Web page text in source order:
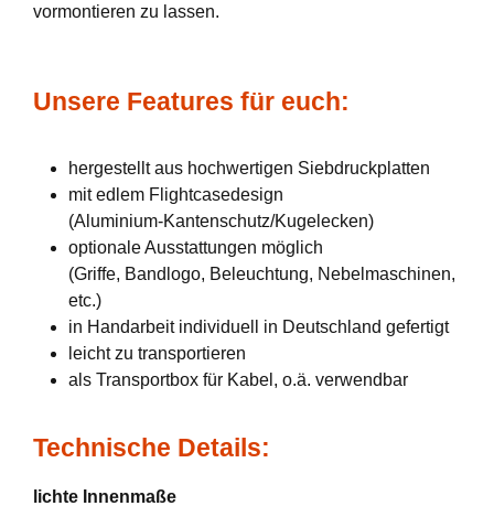
vormontieren zu lassen.
Unsere Features für euch:
hergestellt aus hochwertigen Siebdruckplatten
mit edlem Flightcasedesign
(Aluminium-Kantenschutz/Kugelecken)
optionale Ausstattungen möglich
(Griffe, Bandlogo, Beleuchtung, Nebelmaschinen,
etc.)
in Handarbeit individuell in Deutschland gefertigt
leicht zu transportieren
als Transportbox für Kabel, o.ä. verwendbar
Technische Details:
lichte Innenmaße